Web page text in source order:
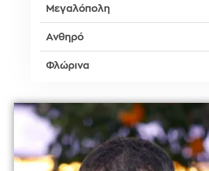
Μεγαλόπολη
Ανθηρό
Φλώρινα